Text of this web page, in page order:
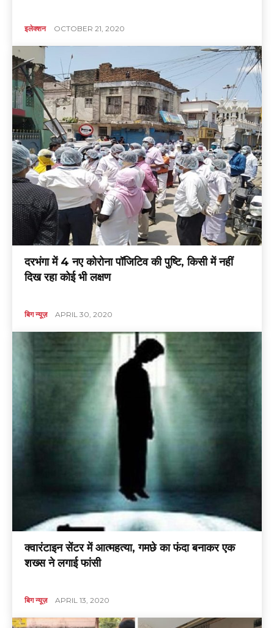
इलेक्शन OCTOBER 21, 2020
दरभंगा में 4 नए कोरोना पॉजिटिव की पुष्टि, किसी में नहीं
दिख रहा कोई भी लक्षण
बिग न्यूज़ APRIL 30, 2020
क्वारंटाइन सेंटर में आत्महत्या, गमछे का फंदा बनाकर एक
शख्स ने लगाई फांसी
बिग न्यूज़ APRIL 13, 2020